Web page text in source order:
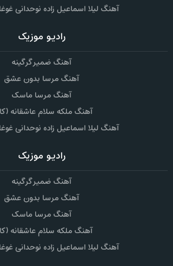
آهنگ لیلا اسماعیل زاده نوحدانی
رادیو موزیک
آهنگ ضمیر گرگینه
آهنگ مرسا بدون عشق
آهنگ مرسا ماسک
آهنگ ملکه سلام عاشقانه
آهنگ لیلا اسماعیل زاده نوحدانی
رادیو موزیک
آهنگ ضمیر گرگینه
آهنگ مرسا بدون عشق
آهنگ مرسا ماسک
آهنگ ملکه سلام عاشقانه
آهنگ لیلا اسماعیل زاده نوحدانی